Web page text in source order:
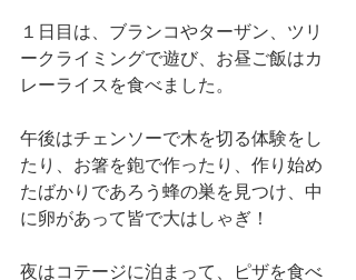
１日目は、ブランコやターザン、ツリ
ークライミングで遊び、お昼ご飯はカ
レーライスを食べました。
午後はチェンソーで木を切る体験をし
たり、お箸を鉋で作ったり、作り始め
たばかりであろう蜂の巣を見つけ、中
に卵があって皆で大はしゃぎ！
夜はコテージに泊まって、ピザを食べ